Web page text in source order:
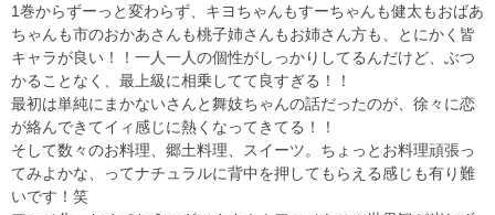
1巻からずーっと変わらず、キヨちゃんもすーちゃんも健太もおばあ
ちゃんも市のおかあさんも桃子姉さんもお姉さん方も、とにかく皆
キャラが良い！！一人一人の個性がしっかりしてるんだけど、ぶつ
かることなく、最上級に相乗してて良すぎる！！
最初は単純にまかないさんと舞妓ちゃんの話だったのが、徐々に恋
が絡んできてイィ感じに熱くなってきてる！！
そして数々のお料理、郷土料理、スイーツ。ちょっとお料理頑張っ
てみよかな、ってナチュラルに背中を押してもらえる感じも有り難
いです！笑